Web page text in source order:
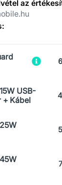
az
USB-
+ Kábel